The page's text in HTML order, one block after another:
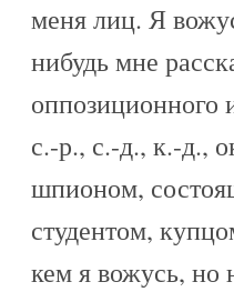
меня лиц. Я
нибудь мне
оппозиционного
с.-р., с.-д., к.-д.,
шпионом,
студентом,
кем я вожусь, но